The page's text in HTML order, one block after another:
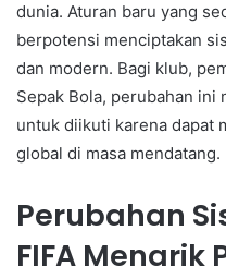
dunia. Aturan baru yang
berpotensi menciptakan
dan modern. Bagi klub,
Sepak Bola, perubahan
untuk diikuti karena dapat
global di masa mendatang.
Perubahan
FIFA Menarik